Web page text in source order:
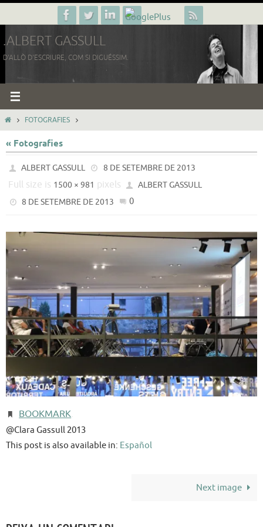
to
content
.ALBERT GASSULL
D'ALLÒ D'ESCRIURE, COM SI DIGUÉSSIM.
HOMEFOTOGRAFIES
« Fotografies
ALBERT GASSULL 8 DE SETEMBRE DE 2013
Full size is 1500 × 981 pixels
ALBERT GASSULL
8 DE SETEMBRE DE 2013
0
BOOKMARK
@Clara Gassull 2013
This post is also available in: Español
Next image